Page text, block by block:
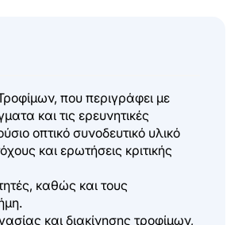
που περιγράφει με
και τις ερευνητικές
οπτικό συνοδευτικό υλικό
και ερωτήσεις κριτικής
καθώς και τους
και διακίνησης τροφίμων,